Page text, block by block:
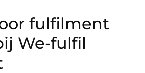
fulfilment
We-fulfil